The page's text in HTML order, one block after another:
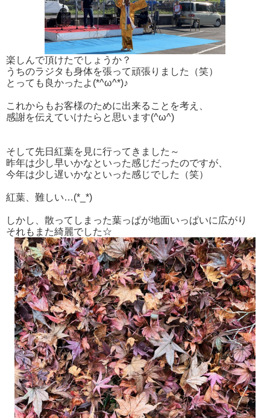
楽しんで頂けたでしょうか？
うちのラジタも身体を張って頑張りました（笑）
とっても良かったよ(*^ω^*)♪
これからもお客様のために出来ることを考え、
感謝を伝えていけたらと思います(^ω^)
そして先日紅葉を見に行ってきました～
昨年は少し早いかなといった感じだったのですが、
今年は少し遅いかなといった感じでした（笑）
紅葉、難しい…(*_*)
しかし、散ってしまった葉っぱが地面いっぱいに広がり
それもまた綺麗でした☆